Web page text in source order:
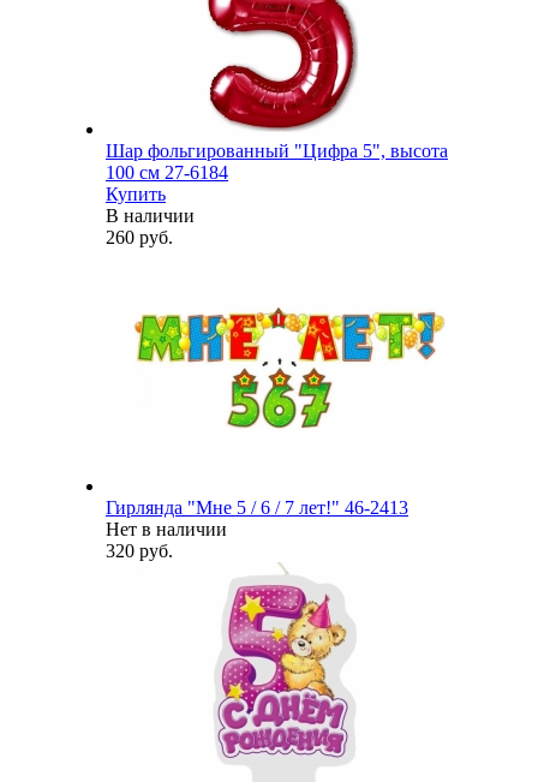
Шар фольгированный "Цифра 5", высота
100 см 27-6184
Купить
В наличии
260 руб.
Гирлянда "Мне 5 / 6 / 7 лет!" 46-2413
Нет в наличии
320 руб.